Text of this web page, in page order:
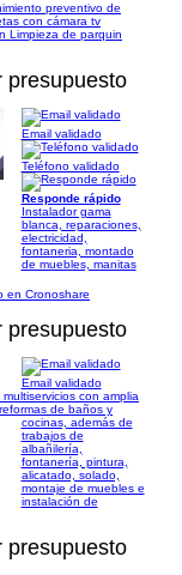
preventivo de
con cámara tv
Limpieza de parquin
presupuesto
Email validado
Teléfono validado
Responde rápido
Instalador gama
blanca, reparaciones,
electricidad,
fontaneria, montado
de muebles, manitas
en Cronoshare
presupuesto
Email validado
con amplia
de baños y
cocinas, además de
trabajos de
albañilería,
fontanería, pintura,
alicatado, solado,
montaje de muebles e
instalación de
presupuesto